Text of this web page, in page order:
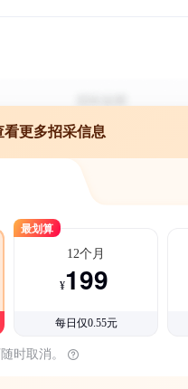
更多招采信息
最划算
12个月
¥199
每日仅0.55元
时取消。